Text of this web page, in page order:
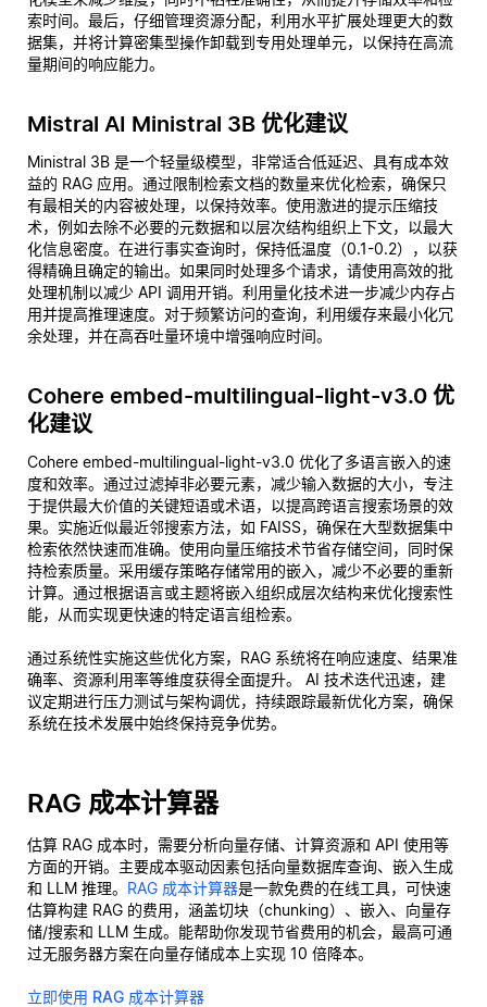
索时间。最后，仔细管理资源分配，利用水平扩展处理更大的数
据集，并将计算密集型操作卸载到专用处理单元，以保持在高流
量期间的响应能力。
Mistral AI Ministral 3B 优化建议
Ministral 3B 是一个轻量级模型，非常适合低延迟、具有成本效
益的 RAG 应用。通过限制检索文档的数量来优化检索，确保只
有最相关的内容被处理，以保持效率。使用激进的提示压缩技
术，例如去除不必要的元数据和以层次结构组织上下文，以最大
化信息密度。在进行事实查询时，保持低温度（0.1-0.2），以获
得精确且确定的输出。如果同时处理多个请求，请使用高效的批
处理机制以减少 API 调用开销。利用量化技术进一步减少内存占
用并提高推理速度。对于频繁访问的查询，利用缓存来最小化冗
余处理，并在高吞吐量环境中增强响应时间。
Cohere embed-multilingual-light-v3.0 优
化建议
Cohere embed-multilingual-light-v3.0 优化了多语言嵌入的速
度和效率。通过过滤掉非必要元素，减少输入数据的大小，专注
于提供最大价值的关键短语或术语，以提高跨语言搜索场景的效
果。实施近似最近邻搜索方法，如 FAISS，确保在大型数据集中
检索依然快速而准确。使用向量压缩技术节省存储空间，同时保
持检索质量。采用缓存策略存储常用的嵌入，减少不必要的重新
计算。通过根据语言或主题将嵌入组织成层次结构来优化搜索性
能，从而实现更快速的特定语言组检索。
通过系统性实施这些优化方案，RAG 系统将在响应速度、结果准
确率、资源利用率等维度获得全面提升。 AI 技术迭代迅速，建
议定期进行压力测试与架构调优，持续跟踪最新优化方案，确保
系统在技术发展中始终保持竞争优势。
RAG 成本计算器
估算 RAG 成本时，需要分析向量存储、计算资源和 API 使用等
方面的开销。主要成本驱动因素包括向量数据库查询、嵌入生成
和 LLM 推理。 RAG 成本计算器是一款免费的在线工具，可快速
估算构建 RAG 的费用，涵盖切块（chunking）、嵌入、向量存
储/搜索和 LLM 生成。能帮助你发现节省费用的机会，最高可通
过无服务器方案在向量存储成本上实现 10 倍降本。
立即使用 RAG 成本计算器